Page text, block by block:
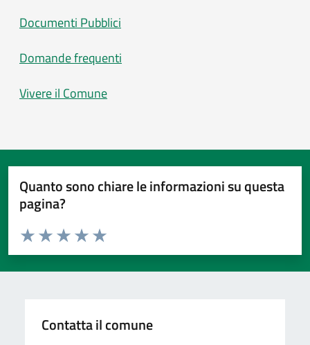
Documenti Pubblici
Domande frequenti
Vivere il Comune
Quanto sono chiare le informazioni su questa
pagina?
Valuta da 1 a 5 stelle la pagina
Valuta 5 stelle su 5
Valuta 4 stelle su 5
Valuta 3 stelle su 5
Valuta 2 stelle su 5
Valuta 1 stelle su 5
Contatta il comune